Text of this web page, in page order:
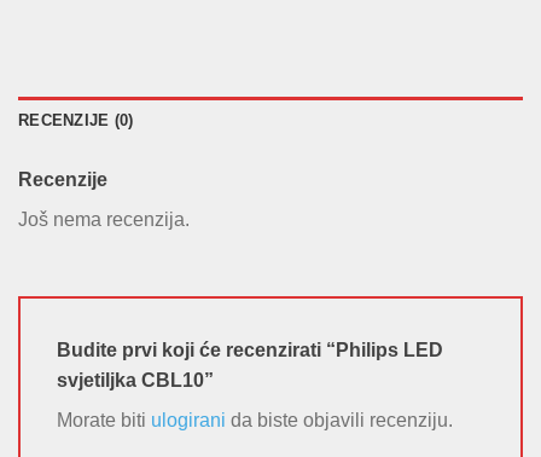
RECENZIJE (0)
Recenzije
Još nema recenzija.
Budite prvi koji će recenzirati “Philips LED
svjetiljka CBL10”
Morate biti ulogirani da biste objavili recenziju.